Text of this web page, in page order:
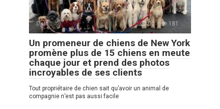
Djur 0 181
Un promeneur de chiens de New York
promène plus de 15 chiens en meute
chaque jour et prend des photos
incroyables de ses clients
Tout propriétaire de chien sait qu’avoir un animal de
compagnie n’est pas aussi facile